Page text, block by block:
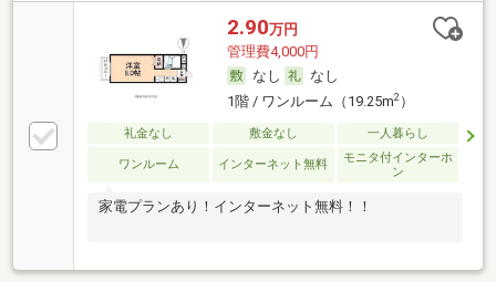
2.90万円
管理費4,000円
なし
なし
1階 / ワンルーム（19.25m2）
礼金なし 敷金なし 一人暮らし
ワンルーム インターネット無料
モニタ付インターホ
ン
家電プランあり！インターネット無料！！